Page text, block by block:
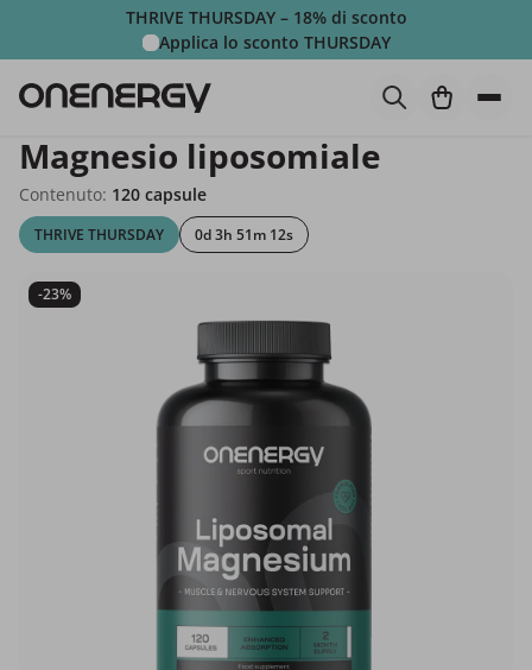
THRIVE THURSDAY – 18% di sconto
Applica lo sconto THURSDAY
Magnesio liposomiale
Contenuto: 120 capsule
THRIVE THURSDAY 0d 3h 51m 10s
-23%